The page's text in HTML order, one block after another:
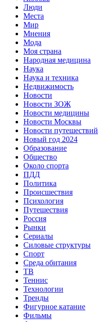
Люди
Места
Мир
Мнения
Мода
Моя страна
Народная медицина
Наука
Наука и техника
Недвижимость
Новости
Новости ЗОЖ
Новости медицины
Новости Москвы
Новости путешествий
Новый год 2024
Образование
Общество
Около спорта
ПДД
Политика
Происшествия
Психология
Путешествия
Россия
Рынки
Сериалы
Силовые структуры
Спорт
Среда обитания
ТВ
Теннис
Технологии
Тренды
Фигурное катание
Фильмы